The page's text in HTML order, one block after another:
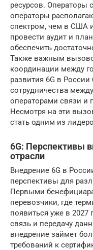
ресурсов. Операторы
операторы
спектром, чем в США
провести аудит и
обеспечить
Также важным
координации между
развития 6G в
сотрудничества
операторами связи и
Несмотря на эти
стать одним из
6G: Перспективы
отрасли
Внедрение 6G в
перспективы для
Первыми
перевозчики, где
появиться уже в 2027
связь и передачу
внедрение займет
требований к